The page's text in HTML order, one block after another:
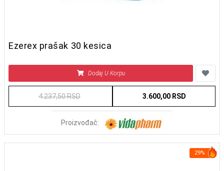
Ezerex prašak 30 kesica
Dodaj U Korpu
4.237,50 RSD 3.600,00 RSD
Proizvođač:
29%